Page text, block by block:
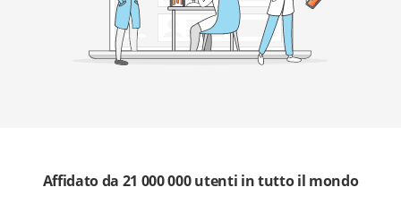
Affidato da 21 000 000 utenti in tutto il mondo